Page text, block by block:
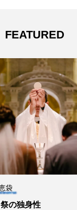
FEATURED
袋
の独身性